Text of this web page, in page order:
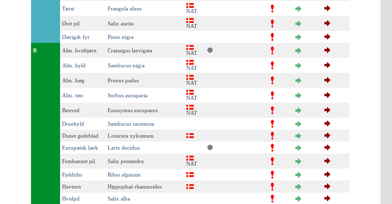
Tørst Frangula alnus NAT
Øret pil Salix aurita
NAT
Østrigsk fyr
Pinus nigra
B Alm. hvidtjørn Crataegus laevigata NAT
Alm. hyld Sambucus nigra NAT
Alm. hæg Prunus padus NAT
Alm. røn Sorbus aucuparia NAT
Benved Euonymus europaeus
NAT
Druehyld
Sambucus racemosa
Dunet gedeblad
Lonicera xylosteum
Europæisk lærk
Larix decidua
Femhannet pil Salix pentandra
NAT
Fjeldribs
Ribes alpinum
Havtorn
Hippophaë rhamnoides
Hvidpil
Salix alba